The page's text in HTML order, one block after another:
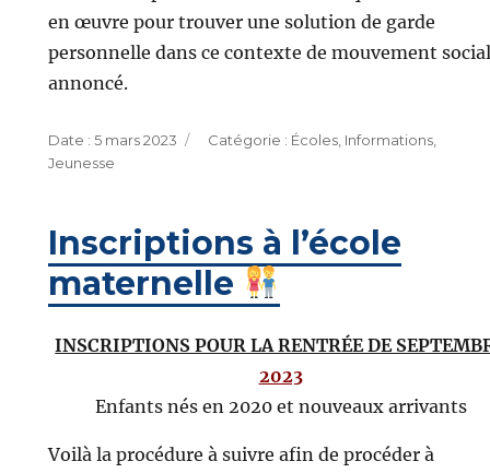
en œuvre pour trouver une solution de garde
personnelle dans ce contexte de mouvement social
annoncé.
Publié
le
5 mars 2023 Catégories
Écoles, Informations,
Jeunesse
Inscriptions à l’école
maternelle
INSCRIPTIONS POUR LA RENTRÉE DE
2023
Enfants nés en 2020 et nouveaux arrivants
Voilà la procédure à suivre afin de procéder à